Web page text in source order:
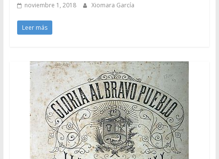
noviembre 1, 2018 Xiomara García
Leer más